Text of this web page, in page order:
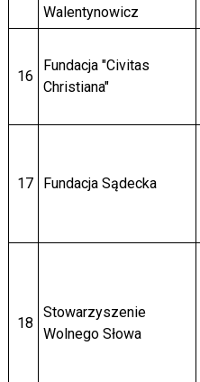
Walentynowicz
16
Fundacja "Civitas
Christiana"
17 Fundacja Sądecka
18
Stowarzyszenie
Wolnego Słowa